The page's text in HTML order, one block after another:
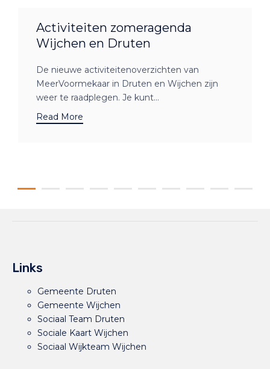
Activiteiten zomeragenda
Wijchen en Druten
De nieuwe activiteitenoverzichten van
MeerVoormekaar in Druten en Wijchen zijn
weer te raadplegen. Je kunt...
Read More
Links
Gemeente Druten
Gemeente Wijchen
Sociaal Team Druten
Sociale Kaart Wijchen
Sociaal Wijkteam Wijchen